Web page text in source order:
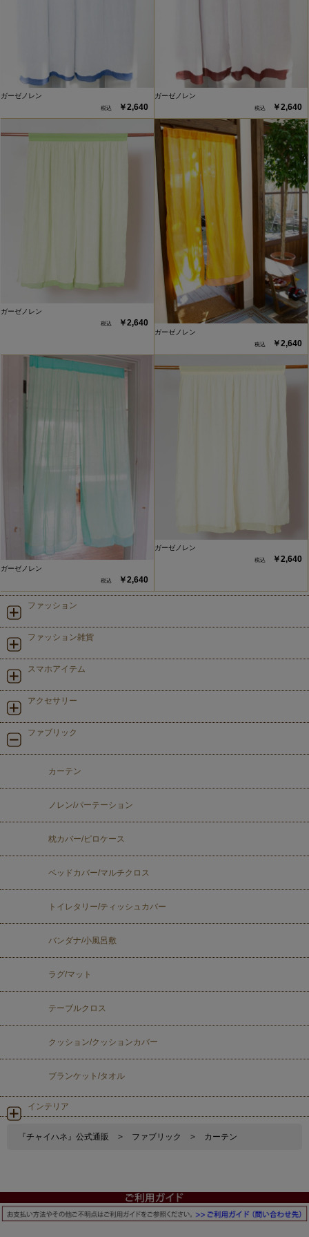
ガーゼノレン
￥2,640
ガーゼノレン
￥2,640
ガーゼノレン
￥2,640
ガーゼノレン
￥2,640
ガーゼノレン
￥2,640
ガーゼノレン
￥2,640
ファッション
ファッション雑貨
スマホアイテム
アクセサリー
ファブリック
カーテン
ノレン/パーテーション
枕カバー/ピロケース
ベッドカバー/マルチクロス
トイレタリー/ティッシュカバー
バンダナ/小風呂敷
ラグ/マット
テーブルクロス
クッション/クッションカバー
ブランケット/タオル
インテリア
『チャイハネ』公式通販 > ファブリック > カーテン